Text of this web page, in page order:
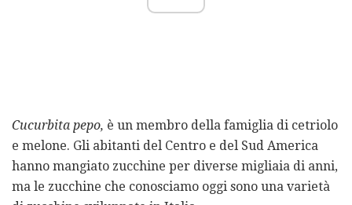
Cucurbita pepo, è un membro della famiglia di cetriolo
e melone. Gli abitanti del Centro e del Sud America
hanno mangiato zucchine per diverse migliaia di anni,
ma le zucchine che conosciamo oggi sono una varietà